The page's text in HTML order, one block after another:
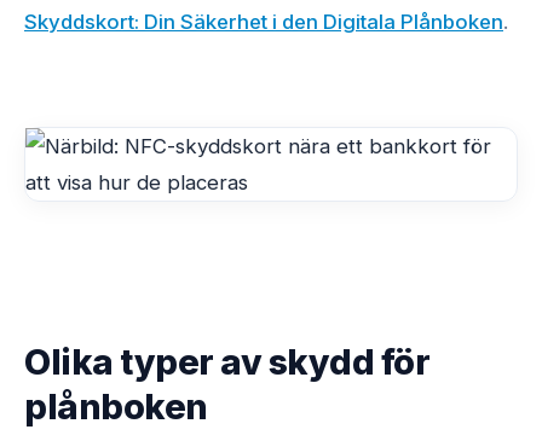
Skyddskort: Din Säkerhet i den Digitala Plånboken.
Olika typer av skydd för
plånboken